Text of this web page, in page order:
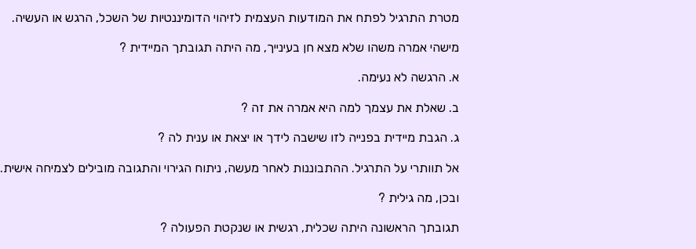
מטרת התרגיל לפתח את המודעות העצמית לזיהוי הדומיננטיות של השכל, הרגש או העשיה.
מישהי אמרה משהו שלא מצא חן בעינייך, מה היתה תגובתך המיידית ?
א. הרגשה לא נעימה.
ב. שאלת את עצמך למה היא אמרה את זה ?
ג. הגבת מיידית בפנייה לזו שישבה לידך או יצאת או ענית לה ?
אל תוותרי על התרגיל. ההתבוננות לאחר מעשה, ניתוח הגירוי והתגובה מובילים לצמיחה אישית.
ובכן, מה גילית ?
תגובתך הראשונה היתה שכלית, רגשית או שנקטת הפעולה ?